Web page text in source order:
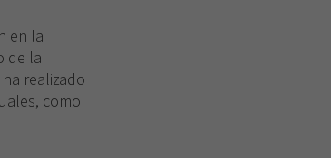
en la
de la
realizado
como